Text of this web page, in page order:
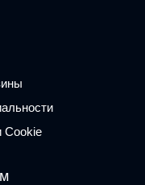
Cookie